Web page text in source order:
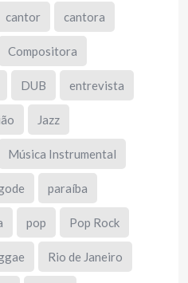
cantor cantora
Compositora
DUB entrevista
Jazz
Música Instrumental
paraíba
pop Pop Rock
Rio de Janeiro